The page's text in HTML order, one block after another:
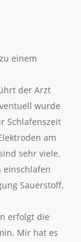
einem
der Arzt
wurde
Schlafenszeit
am
sehr viele.
einschlafen
Sauerstoff,
erfolgt die
Mir hat es